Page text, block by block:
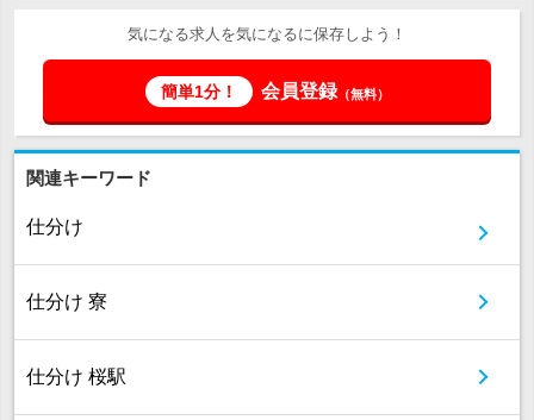
気になる求人を気になるに保存しよう！
簡単1分！ 会員登録（無料）
関連キーワード
仕分け
仕分け 寮
仕分け 桜駅